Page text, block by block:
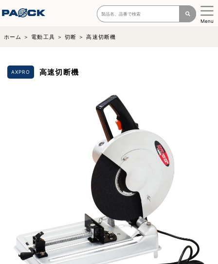
Menu
ホーム 電動工具 切断 高速切断機
AXPRO 高速切断機